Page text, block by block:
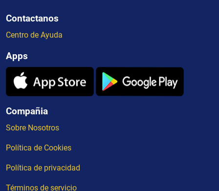
Contactanos
Centro de Ayuda
Apps
Compañia
Sobre Nosotros
Política de Cookies
Política de privacidad
Términos de servicio